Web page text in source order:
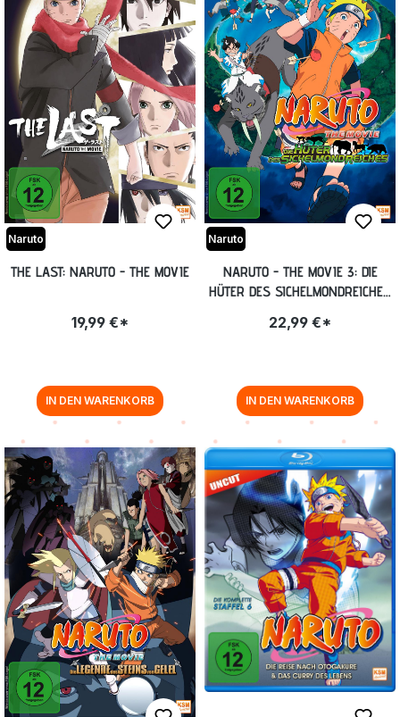
Naruto
THE LAST: NARUTO - THE MOVIE
19,99 €*
IN DEN WARENKORB
Naruto
NARUTO - THE MOVIE 3: DIE
HÜTER DES SICHELMONDREICHES
22,99 €*
IN DEN WARENKORB